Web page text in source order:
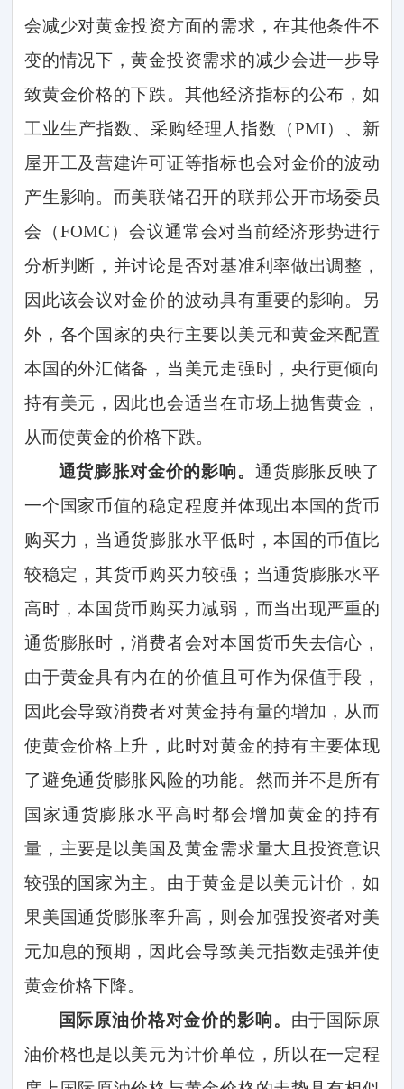
会减少对黄金投资方面的需求，在其他条件不
变的情况下，黄金投资需求的减少会进一步导
致黄金价格的下跌。其他经济指标的公布，如
工业生产指数、采购经理人指数（PMI）、新
屋开工及营建许可证等指标也会对金价的波动
产生影响。而美联储召开的联邦公开市场委员
会（FOMC ）会议通常会对当前经济形势进行
分析判断，并讨论是否对基准利率做出调整，
因此该会议对金价的波动具有重要的影响。另
外，各个国家的央行主要以美元和黄金来配置
本国的外汇储备，当美元走强时，央行更倾向
持有美元，因此也会适当在市场上抛售黄金，
从而使黄金的价格下跌。
通货膨胀对金价的影响。 通货膨胀反映了
一个国家币值的稳定程度并体现出本国的货币
购买力，当通货膨胀水平低时，本国的币值比
较稳定，其货币购买力较强；当通货膨胀水平
高时，本国货币购买力减弱，而当出现严重的
通货膨胀时，消费者会对本国货币失去信心，
由于黄金具有内在的价值且可作为保值手段，
因此会导致消费者对黄金持有量的增加，从而
使黄金价格上升，此时对黄金的持有主要体现
了避免通货膨胀风险的功能。然而并不是所有
国家通货膨胀水平高时都会增加黄金的持有
量，主要是以美国及黄金需求量大且投资意识
较强的国家为主。由于黄金是以美元计价，如
果美国通货膨胀率升高，则会加强投资者对美
元加息的预期，因此会导致美元指数走强并使
黄金价格下降。
国际原油价格对金价的影响。 由于国际原
油价格也是以美元为计价单位，所以在一定程